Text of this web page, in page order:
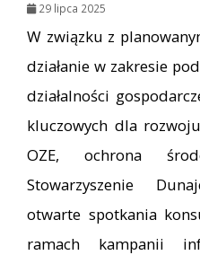
29 lipca 2025
W związku z
działanie w zakresie
działalności
kluczowych dla
OZE, ochrona
Stowarzyszenie
otwarte spotkania
ramach kampanii